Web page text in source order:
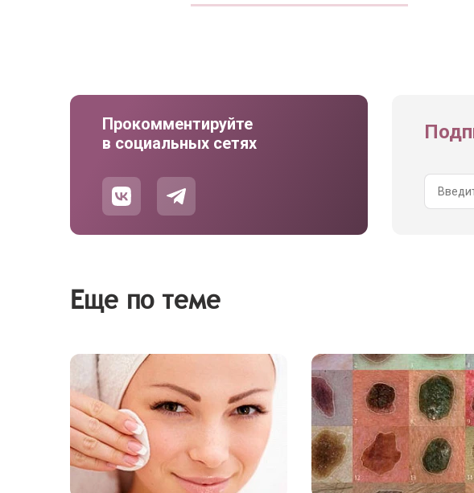
Прокомментируйте
в социальных сетях
Еще по теме